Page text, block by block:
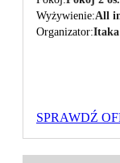
Wyżywienie All
Organizator Itaka
SPRAWDŹ